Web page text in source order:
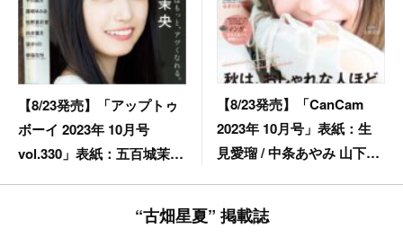
【8/23発売】「アップトゥ
ボーイ 2023年 10月号
vol.330」表紙：五百城茉央
【8/23発売】「CanCam
2023年 10月号」表紙：生
見愛瑠 / 中条あやみ 山下美
“古畑星夏” 掲載誌